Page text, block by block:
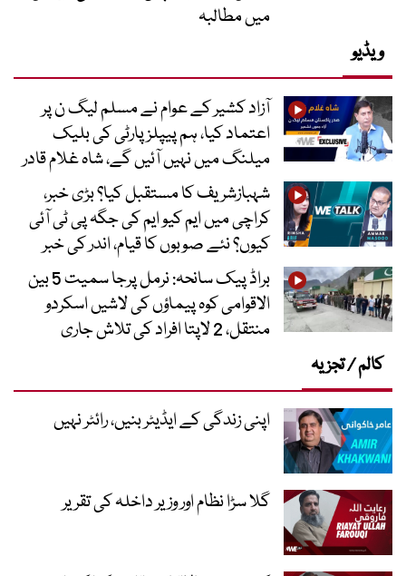
میں مطالبہ
ویڈیو
آزاد کشیر کے عوام نے مسلم لیگ ن پر
اعتماد کیا، ہم پیپلز پارٹی کی بلیک
میلنگ میں نہیں آئیں گے، شاہ غلام قادر
شہبازشریف کا مستقبل کیا؟ بڑی خبر،
کراچی میں ایم کیو ایم کی جگہ پی ٹی آئی
کیوں؟ نئے صوبوں کا قیام، اندر کی خبر
براڈ پیک سانحہ: نرمل پرجا سمیت 5 بین
الاقوامی کوہ پیماؤں کی لاشیں اسکردو
منتقل، 2 لاپتا افراد کی تلاش جاری
کالم / تجزیہ
اپنی زندگی کے ایڈیٹر بنیں، رائٹر نہیں
گلا سڑا نظام اور وزیر داخلہ کی تقریر